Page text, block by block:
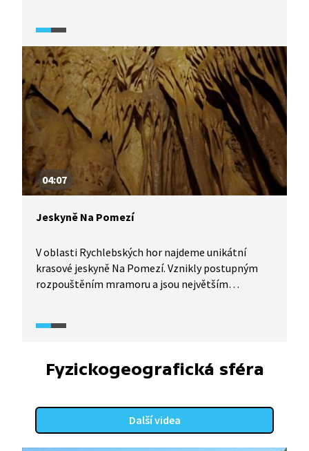
04:07
Jeskyně Na Pomezí
V oblasti Rychlebských hor najdeme unikátní
krasové jeskyně Na Pomezí. Vznikly postupným
rozpouštěním mramoru a jsou největším
kamerou (2025) si prohlédneme zdejší jeskynní
Fyzickogeografická sféra
Další videa